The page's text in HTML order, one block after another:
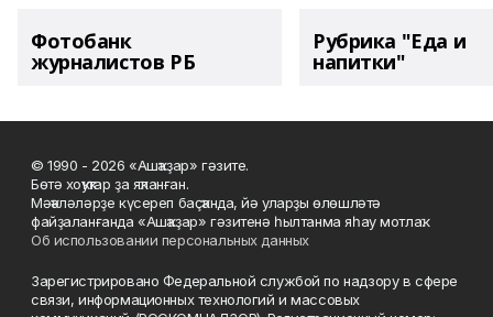
Фотобанк
журналистов РБ
Рубрика "Еда и
напитки"
© 1990 - 2026 «Ашҡаҙар» гәзите.
Бөтә хоҡуҡтар ҙа яҡланған.
Мәҡәләләрҙе күсереп баҫҡанда, йә уларҙы өлөшләтә
файҙаланғанда «Ашҡаҙар» гәзитенә һылтанма яһау мотлаҡ.
Об использовании персональных данных
Зарегистрировано Федеральной службой по надзору в сфере
связи, информационных технологий и массовых